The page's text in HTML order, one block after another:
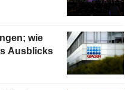
wie
Ausblicks